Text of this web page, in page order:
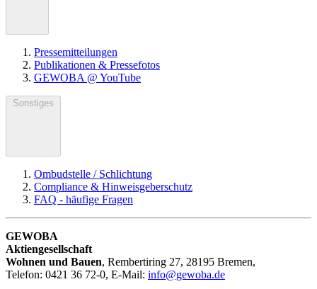
Pressemitteilungen
Publikationen & Pressefotos
GEWOBA @ YouTube
Sonstiges
Ombudstelle / Schlichtung
Compliance & Hinweisgeberschutz
FAQ - häufige Fragen
GEWOBA
Aktiengesellschaft
Wohnen und Bauen, Rembertiring 27, 28195 Bremen,
Telefon: 0421 36 72-0, E-Mail: info@gewoba.de